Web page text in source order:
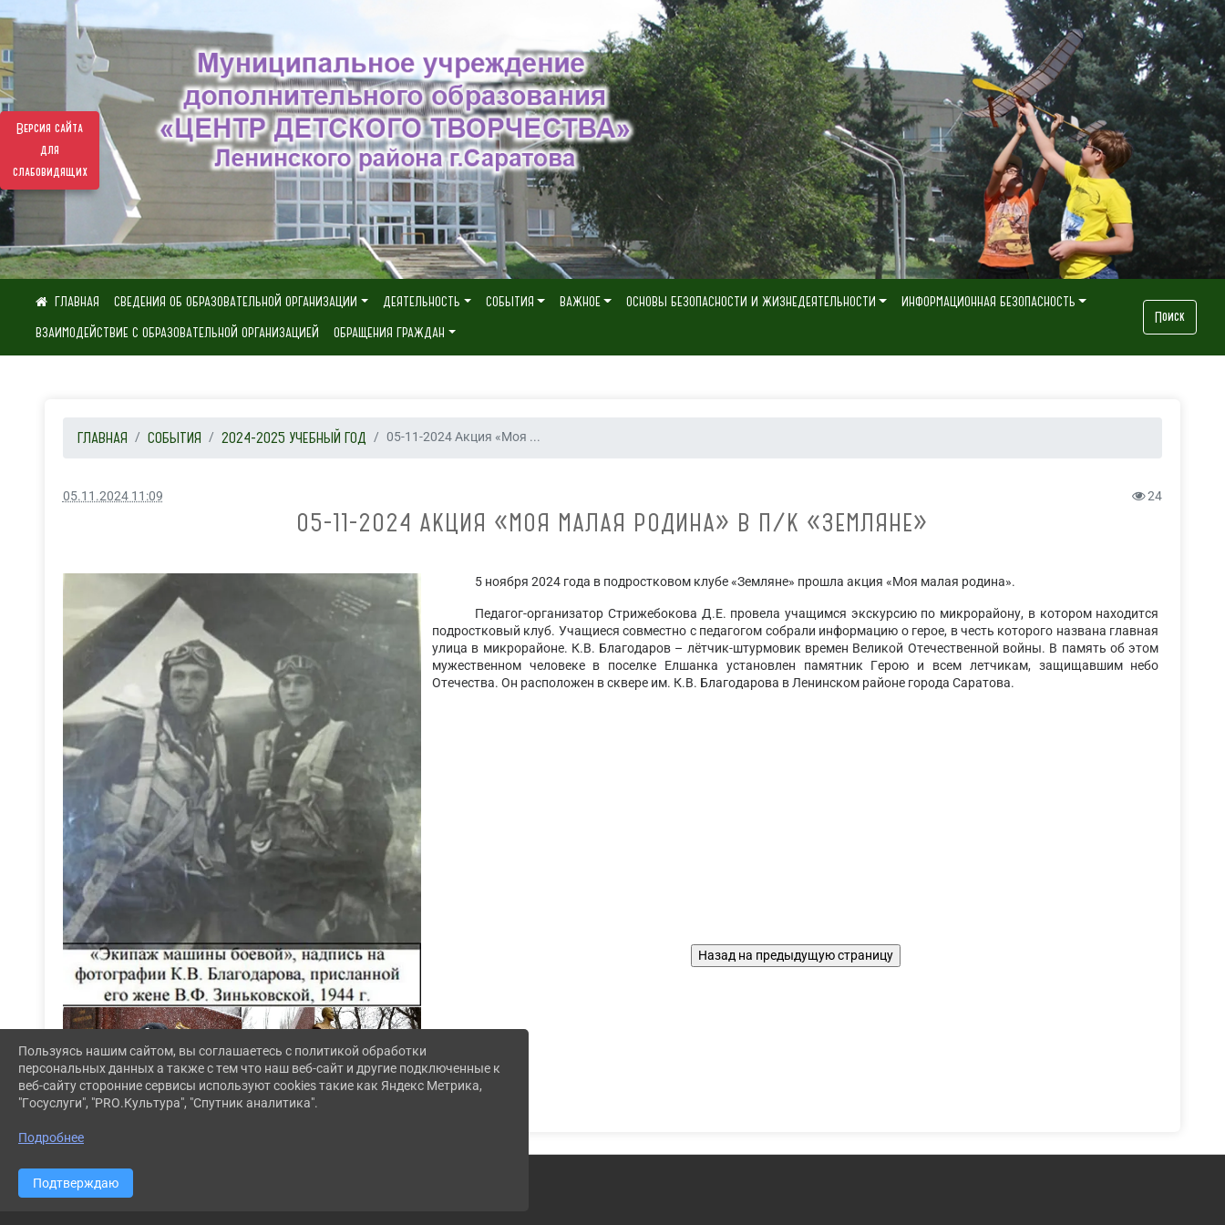
Версия сайта
для
слабовидящих
СВЕДЕНИЯ ОБ ОБРАЗОВАТЕЛЬНОЙ ОРГАНИЗАЦИИ ДЕЯТЕЛЬНОСТЬ СОБЫТИЯ ВАЖНОЕ ОСНОВЫ БЕЗОПАСНОСТИ И ЖИЗНЕДЕЯТЕЛЬНОСТИ
ИНФОРМАЦИОННАЯ БЕЗОПАСНОСТЬ
ВЗАИМОДЕЙСТВИЕ С ОБРАЗОВАТЕЛЬНОЙ ОРГАНИЗАЦИЕЙ
ОБРАЩЕНИЯ ГРАЖДАН
Поиск
ГЛАВНАЯ СОБЫТИЯ 2024-2025 УЧЕБНЫЙ ГОД 05-11-2024 Акция «Моя ...
05.11.2024 11:09 24
05-11-2024 АКЦИЯ «МОЯ МАЛАЯ РОДИНА» В П/К «ЗЕМЛЯНЕ»
5 ноября 2024 года в подростковом клубе «Земляне» прошла акция «Моя малая родина».
Педагог-организатор Стрижебокова Д.Е. провела учащимся экскурсию по микрорайону, в котором находится
подростковый клуб. Учащиеся совместно с педагогом собрали информацию о герое, в честь которого названа главная
улица в микрорайоне. К.В. Благодаров – лётчик-штурмовик времен Великой Отечественной войны. В память об этом
мужественном человеке в поселке Елшанка установлен памятник Герою и всем летчикам, защищавшим небо
Отечества. Он расположен в сквере им. К.В. Благодарова в Ленинском районе города Саратова.
Пользуясь нашим сайтом, вы соглашаетесь с политикой обработки
персональных данных а также с тем что наш веб-сайт и другие подключенные к
веб-сайту сторонние сервисы используют cookies такие как Яндекс Метрика,
"Госуслуги", "PRO.Культура", "Спутник аналитика".
Подробнее
Подтверждаю